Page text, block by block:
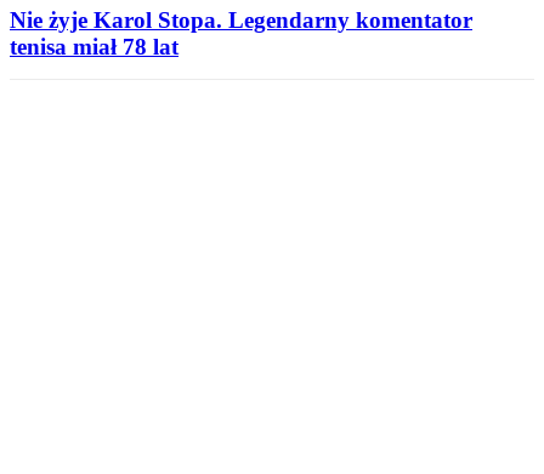
Nie żyje Karol Stopa. Legendarny komentator
tenisa miał 78 lat